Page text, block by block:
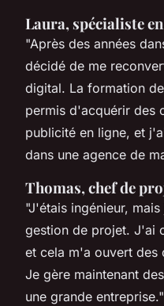
Laura, spécialiste
"Après des années
décidé de me
digital. La formation
permis d'acquérir des
publicité en ligne, et
dans une agence de
Thomas, chef de
"J'étais ingénieur,
gestion de projet. J'ai
et cela m'a ouvert des
Je gère maintenant
une grande entreprise."